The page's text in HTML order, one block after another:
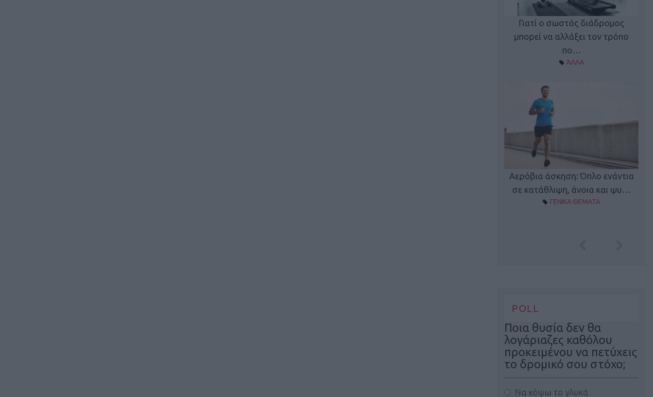
Γιατί ο σωστός διάδρομος
μπορεί να αλλάξει τον τρόπο
πο…
ΆΛΛΑ
Αερόβια άσκηση: Όπλο ενάντια
σε κατάθλιψη, άνοια και ψυ…
ΓΕΝΙΚΑ ΘΕΜΑΤΑ
POLL
Ποια θυσία δεν θα
λογάριαζες καθόλου
προκειμένου να πετύχεις
το δρομικό σου στόχο;
Να κόψω τα γλυκά